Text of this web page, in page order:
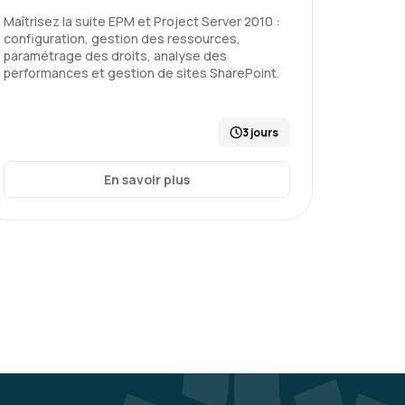
besoins de chacun. Je m’attendais à
jours, qui aborde d'abord le projet, puis
Maîtrisez la suite EPM et Project Server 2010 :
configuration, gestion des ressources,
paramétrage des droits, analyse des
performances et gestion de sites SharePoint.
3 jours
En savoir plus